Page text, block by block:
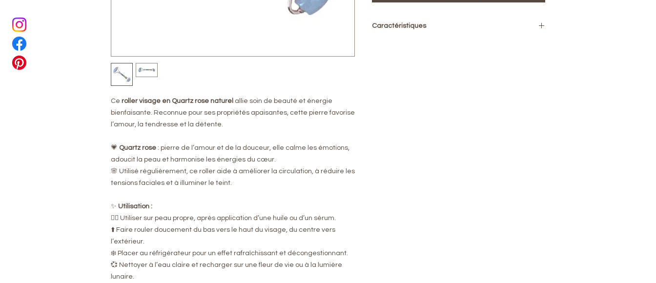
Ce roller visage en Quartz rose naturel allie soin de beauté et énergie
bienfaisante. Reconnue pour ses propriétés apaisantes, cette pierre favorise
l’amour, la tendresse et la détente.
💗 Quartz rose : pierre de l’amour et de la douceur, elle calme les émotions,
adoucit la peau et harmonise les énergies du cœur.
🌸 Utilisé régulièrement, ce roller aide à améliorer la circulation, à réduire les
tensions faciales et à illuminer le teint.
✨ Utilisation :
💆‍♀️ Utiliser sur peau propre, après application d’une huile ou d’un sérum.
⬆️ Faire rouler doucement du bas vers le haut du visage, du centre vers
l’extérieur.
❄️ Placer au réfrigérateur pour un effet rafraîchissant et décongestionnant.
💞 Nettoyer à l’eau claire et recharger sur une fleur de vie ou à la lumière
lunaire.
Caractéristiques